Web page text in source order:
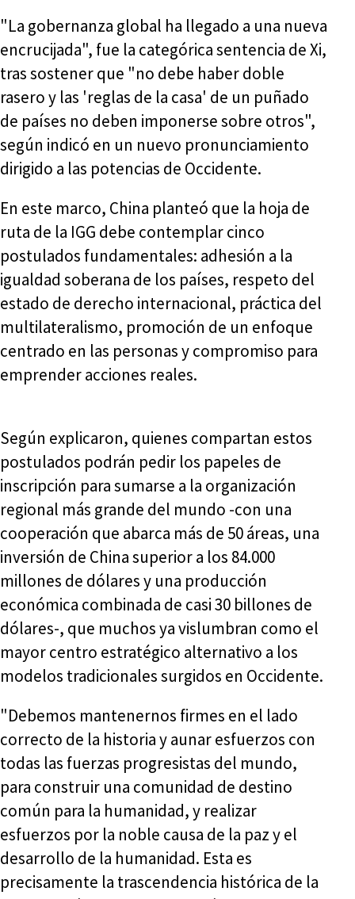
"La gobernanza global ha llegado a una nueva
encrucijada", fue la categórica sentencia de Xi,
tras sostener que "no debe haber doble
rasero y las 'reglas de la casa' de un puñado
de países no deben imponerse sobre otros",
según indicó en un nuevo pronunciamiento
dirigido a las potencias de Occidente.
En este marco, China planteó que la hoja de
ruta de la IGG debe contemplar cinco
postulados fundamentales: adhesión a la
igualdad soberana de los países, respeto del
estado de derecho internacional, práctica del
multilateralismo, promoción de un enfoque
centrado en las personas y compromiso para
emprender acciones reales.
Según explicaron, quienes compartan estos
postulados podrán pedir los papeles de
inscripción para sumarse a la organización
regional más grande del mundo -con una
cooperación que abarca más de 50 áreas, una
inversión de China superior a los 84.000
millones de dólares y una producción
económica combinada de casi 30 billones de
dólares-, que muchos ya vislumbran como el
mayor centro estratégico alternativo a los
modelos tradicionales surgidos en Occidente.
"Debemos mantenernos firmes en el lado
correcto de la historia y aunar esfuerzos con
todas las fuerzas progresistas del mundo,
para construir una comunidad de destino
común para la humanidad, y realizar
esfuerzos por la noble causa de la paz y el
desarrollo de la humanidad. Esta es
precisamente la trascendencia histórica de la